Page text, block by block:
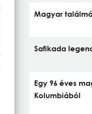
Magyar
Safikada
Egy 96 éves
Kolumbiából